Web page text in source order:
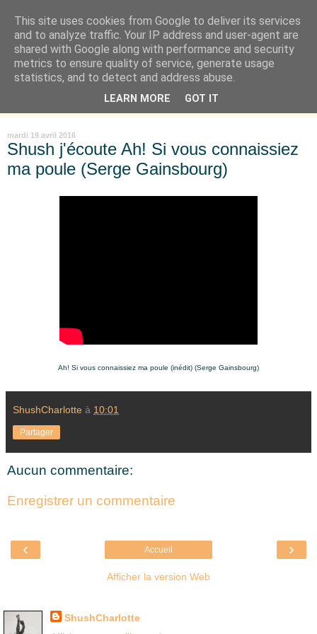
Là où je suis née
"Les temps sont durs pour les rêveurs" mais shush shush,
j'ai le cœur à l'affût et j'ouvre mon carnet de peau. « Soyez
vous-même, tous les autres sont déjà pris. » Oscar Wilde
mardi 19 avril 2016
Shush j'écoute Ah! Si vous connaissiez
ma poule (Serge Gainsbourg)
Ah! Si vous connaissiez ma poule (inédit) (Serge Gainsbourg)
ShushCharlotte à 10:01
Partager
Aucun commentaire:
Enregistrer un commentaire
‹ ›
Accueil
Afficher la version Web
ShushCharlotte
This site uses cookies from Google to deliver its services
and to analyze traffic. Your IP address and user-agent are
shared with Google along with performance and security
metrics to ensure quality of service, generate usage
statistics, and to detect and address abuse.
LEARN MORE GOT IT